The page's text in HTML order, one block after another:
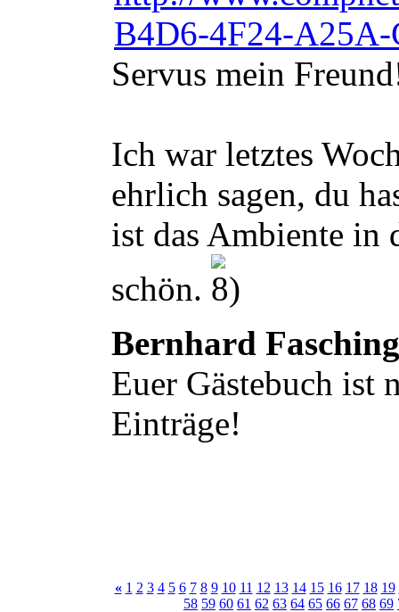
Servus mein
Ich war letztes
ehrlich sagen, du
ist das Ambiente in
schön.
Bernhard Fasching
Euer Gästebuch ist
Einträge!
« 1 2 3 4 5 6 7 8 9 10 11 12 13 14 15 16 17 18 19
58 59 60 61 62 63 64 65 66 67 68 69